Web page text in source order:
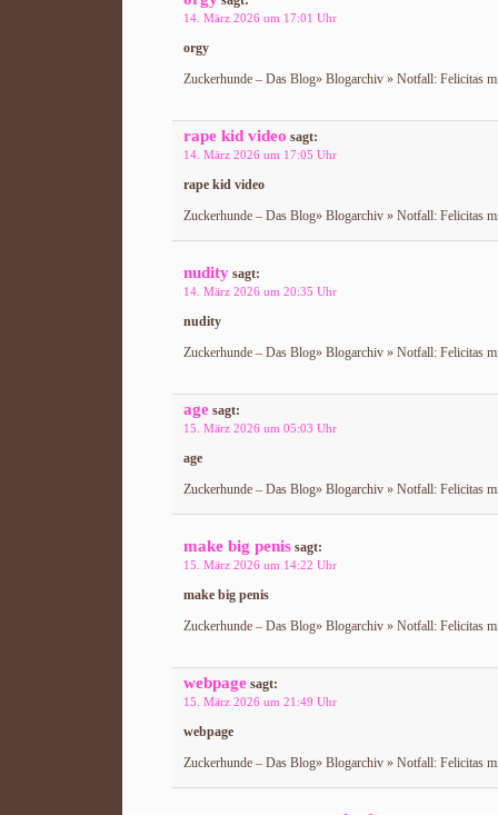
14. März 2026 um 17:01 Uhr
orgy
Zuckerhunde – Das Blog» Blogarchiv » Notfall: Felicitas
rape kid video sagt:
14. März 2026 um 17:05 Uhr
rape kid video
Zuckerhunde – Das Blog» Blogarchiv » Notfall: Felicitas
nudity sagt:
14. März 2026 um 20:35 Uhr
nudity
Zuckerhunde – Das Blog» Blogarchiv » Notfall: Felicitas
age sagt:
15. März 2026 um 05:03 Uhr
age
Zuckerhunde – Das Blog» Blogarchiv » Notfall: Felicitas
make big penis sagt:
15. März 2026 um 14:22 Uhr
make big penis
Zuckerhunde – Das Blog» Blogarchiv » Notfall: Felicitas
webpage sagt:
15. März 2026 um 21:49 Uhr
webpage
Zuckerhunde – Das Blog» Blogarchiv » Notfall: Felicitas